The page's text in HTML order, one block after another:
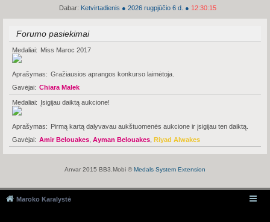
Dabar: Ketvirtadienis ● 2026 rugpjūčio 6 d. ● 12:30:15
Forumo pasiekimai
Medaliai Miss Maroc 2017
Aprašymas
Gražiausios aprangos konkurso laimėtoja.
Gavėjai
Chiara Malek
Medaliai Įsigijau daiktą aukcione!
Aprašymas
Pirmą kartą dalyvavau aukštuomenės aukcione ir įsigijau ten daiktą.
Gavėjai
Amir Belouakes Ayman Belouakes Riyad Alwakes
Anvar 2015 BB3.Mobi ©Medals System Extension
Maroko Karalystė